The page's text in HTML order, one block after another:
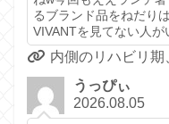
るブランド品をねだり
VIVANTを見てない人が
内側のリハビリ期
うっぴぃ
2026.08.05